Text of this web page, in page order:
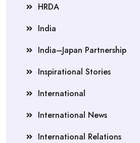
HRDA
India
India–Japan Partnership
Inspirational Stories
International
International News
International Relations